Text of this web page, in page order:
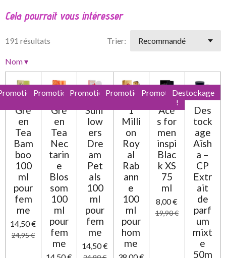
u
t
o
:
e
i
e
s
i
e
s
e
s
i
e
s
a
Cela pourrait vous intéresser
191 résultats Trier:
Nom▾
Gre
en
Tea
Bam
boo
100
ml
pour
fem
me
14,50 €
24,95 €
Promotion
Gre
en
Tea
Nec
tarin
e
Blos
som
100
ml
pour
fem
me
Promotion
Sunf
low
ers
Dre
am
Pet
als
100
ml
pour
fem
me
14,50 €
Promotion
1
Milli
on
Roy
al
Rab
ann
e
100
ml
pour
hom
me
Promotion
!
Ace
s for
men
inspi
Blac
k XS
75
ml
8,00 €
19,90 €
Destockage
Des
tock
age
Aïsh
a –
CP
Extr
ait
de
parf
um
mixt
e
50m